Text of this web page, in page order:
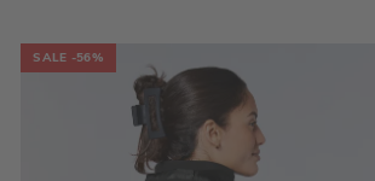
SALE -56%